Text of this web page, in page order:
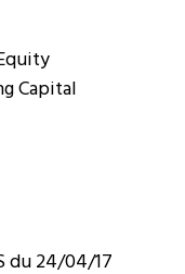
Capital
du 24/04/17